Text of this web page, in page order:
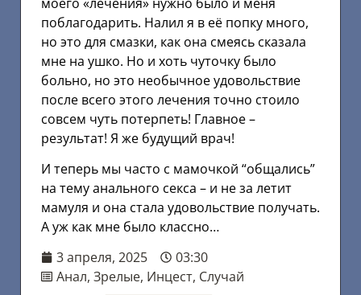
поблагодарить. Налил я в её попку много,
но это для смазки, как она смеясь сказала
мне на ушко. Но и хоть чуточку было
больно, но это необычное удовольствие
после всего этого лечения точно стоило
совсем чуть потерпеть! Главное –
результат! Я же будущий врач!
И теперь мы часто с мамочкой “общались”
на тему анального секса – и не за летит
мамуля и она стала удовольствие получать.
А уж как мне было классно…
3 апреля, 2025
03:30
Анал, Зрелые, Инцест, Случай